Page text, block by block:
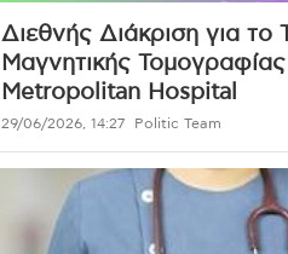
Διεθνής Διάκριση για το
Μαγνητικής
Metropolitan Hospital
29/06/2026, 14:27 Politic Team